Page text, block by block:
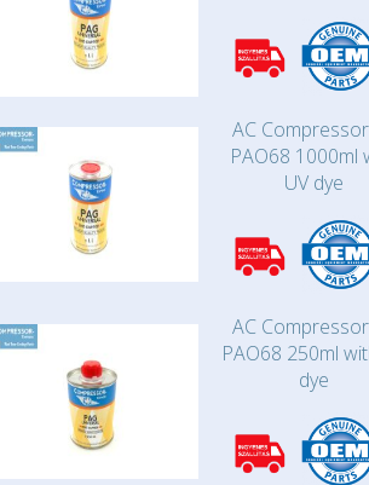
AC
PAO68 1000ml
UV dye
AC
PAO68 250ml
dye